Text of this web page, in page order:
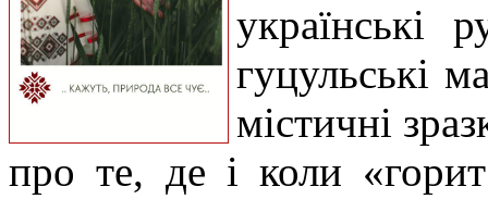
українські
гуцульські
містичні
про те, де і коли «горит